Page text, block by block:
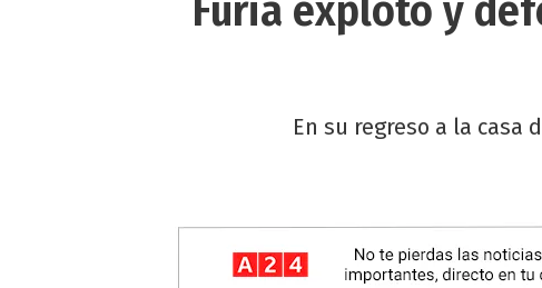
Furia explotó y
En su regreso a la casa